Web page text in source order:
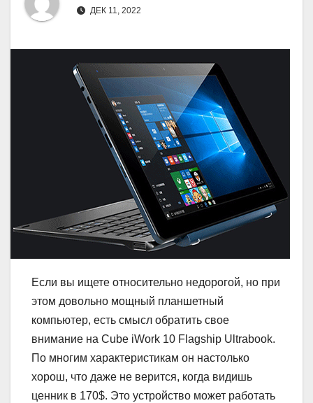
ДЕК 11, 2022
Если вы ищете относительно недорогой, но при
этом довольно мощный планшетный
компьютер, есть смысл обратить свое
внимание на Cube iWork 10 Flagship Ultrabook.
По многим характеристикам он настолько
хорош, что даже не верится, когда видишь
ценник в 170$. Это устройство может работать